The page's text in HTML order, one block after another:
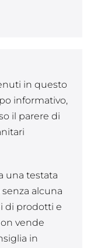
in questo
informativo,
il parere di
una testata
alcuna
di prodotti e
vende
in